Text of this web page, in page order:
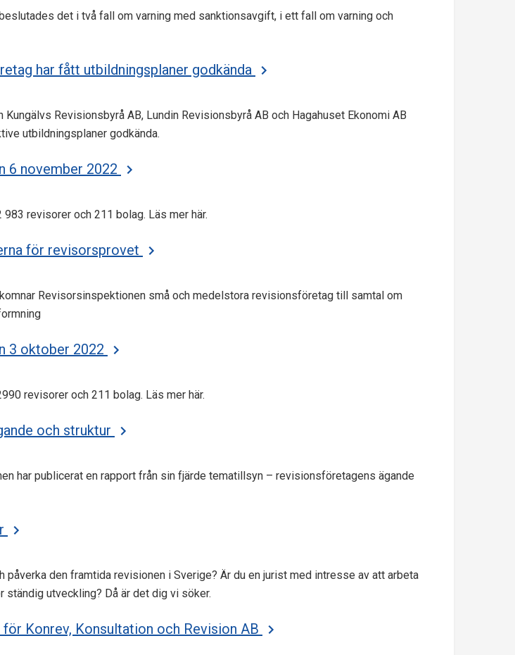
det i två fall om varning med sanktionsavgift, i ett fall om varning och
har fått utbildningsplaner godkända
Revisionsbyrå AB, Lundin Revisionsbyrå AB och Hagahuset Ekonomi AB
utbildningsplaner godkända.
6 november 2022
revisorer och 211 bolag. Läs mer här.
för revisorsprovet
Revisorsinspektionen små och medelstora revisionsföretag till samtal om
3 oktober 2022
revisorer och 211 bolag. Läs mer här.
och struktur
har publicerat en rapport från sin fjärde tematillsyn – revisionsföretagens ägande
påverka den framtida revisionen i Sverige? Är du en jurist med intresse av att arbeta
ständig utveckling? Då är det dig vi söker.
för Konrev, Konsultation och Revision AB